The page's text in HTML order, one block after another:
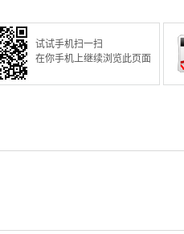
试试手机扫一扫
在你手机上继续浏览此页面